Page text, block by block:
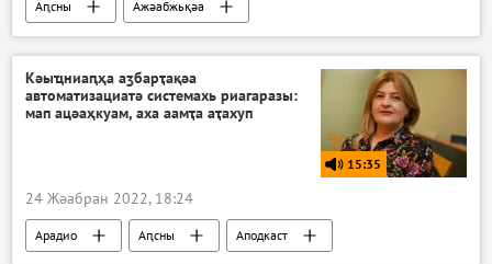
Аԥсны Ажәабжьқәа
Кәыҵниаԥҳа аӡбарҭақәа
автоматизациатә системахь риагаразы:
мап ацәаҳкуам, аха аамҭа аҭахуп
15:35
24 Жәабран 2022, 18:24
Арадио Аԥсны Аподкаст